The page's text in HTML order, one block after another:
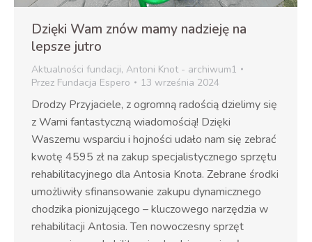
Dzięki Wam znów mamy nadzieję na
lepsze jutro
Aktualności fundacji, Antoni Knot - archiwum1
Przez Fundacja Espero 13 września 2024
Drodzy Przyjaciele, z ogromną radością dzielimy się
z Wami fantastyczną wiadomością! Dzięki
Waszemu wsparciu i hojności udało nam się zebrać
kwotę 4595 zł na zakup specjalistycznego sprzętu
rehabilitacyjnego dla Antosia Knota. Zebrane środki
umożliwiły sfinansowanie zakupu dynamicznego
chodzika pionizującego – kluczowego narzędzia w
rehabilitacji Antosia. Ten nowoczesny sprzęt